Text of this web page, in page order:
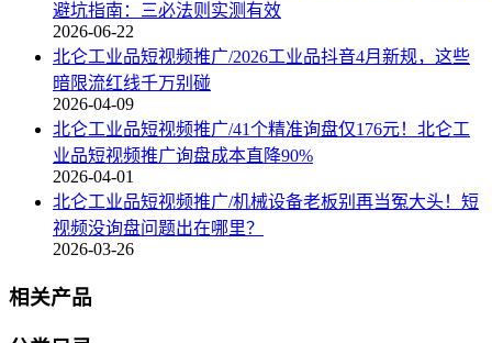
避坑指南：三必法则实测有效
2026-06-22
北仑工业品短视频推广/2026工业品抖音4月新规，这些
暗限流红线千万别碰
2026-04-09
北仑工业品短视频推广/41个精准询盘仅176元！北仑工
业品短视频推广询盘成本直降90%
2026-04-01
北仑工业品短视频推广/机械设备老板别再当冤大头！短
视频没询盘问题出在哪里？
2026-03-26
相关产品